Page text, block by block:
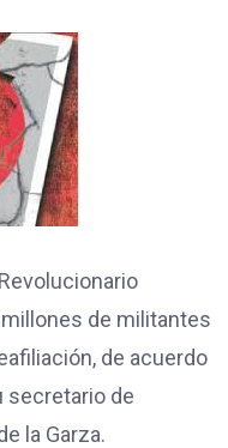
de militantes
de acuerdo
secretario de
la Garza.